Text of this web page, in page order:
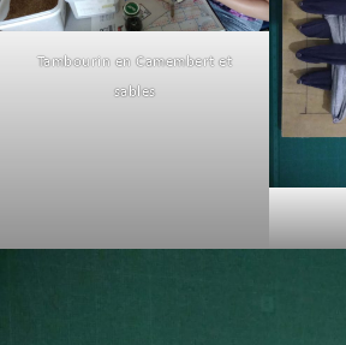
Tambourin en Camembert et
sables